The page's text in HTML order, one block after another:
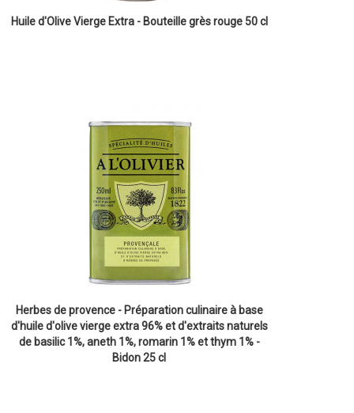
Huile d'Olive Vierge Extra - Bouteille grès rouge 50 cl
Herbes de provence - Préparation culinaire à base
d'huile d'olive vierge extra 96% et d'extraits naturels
de basilic 1%, aneth 1%, romarin 1% et thym 1% -
Bidon 25 cl